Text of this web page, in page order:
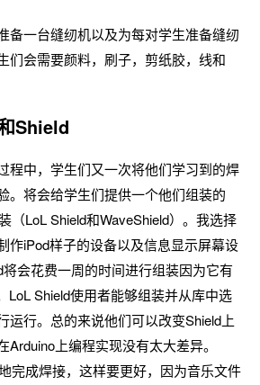
备一台缝纫机以及为每对学生准备缝纫
们会需要颜料，刷子，剪纸胶，线和
Shield
程中，学生们又一次将他们学习到的焊
。将会给学生们提供一个他们组装的
（LoL Shield和WaveShield）。我选择
作iPod样子的设备以及信息显示屏幕设
会花费一周的时间进行组装因为它有
LoL Shield使用者能够组装并从库中选
运行。总的来说他们可以改变Shield上
Arduino上编程实现没有太大差异。
完成焊接，这样要更好，因为音乐文件